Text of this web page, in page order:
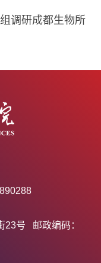
调研成都生物所
23号 邮政编码：